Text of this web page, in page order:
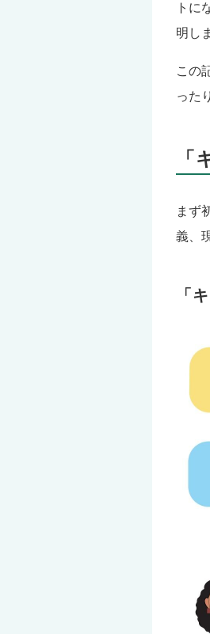
トに
明し
この
った
「
まず
義、
「